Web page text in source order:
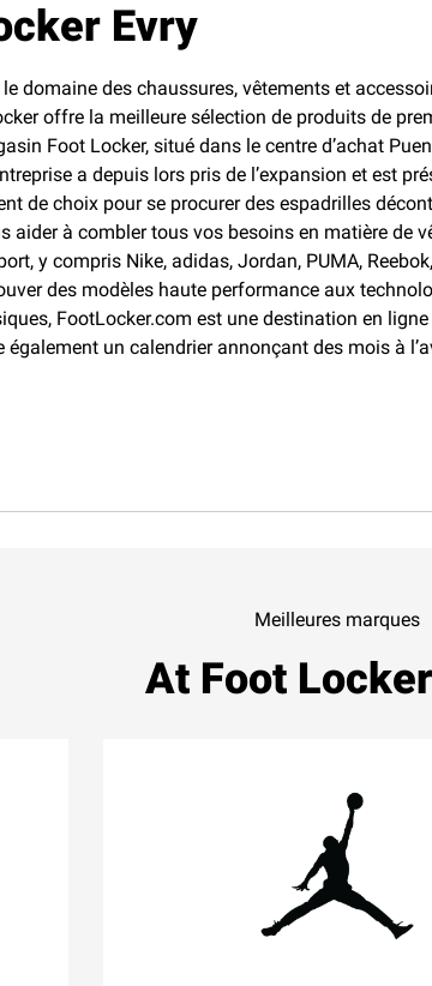
Evry
domaine des chaussures, vêtements et
offre la meilleure sélection de produits de
Foot Locker, situé dans le centre d’achat
a depuis lors pris de l’expansion et est
de choix pour se procurer des espadrilles
à combler tous vos besoins en matière de
y compris Nike, adidas, Jordan, PUMA,
des modèles haute performance aux
FootLocker.com est une destination en
un calendrier annonçant des mois à
Meilleures marques
At Foot